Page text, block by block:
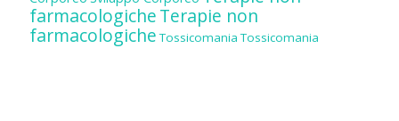
farmacologicheTerapie non
farmacologiche Tossicomania Tossicomania